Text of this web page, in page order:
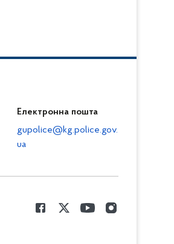
Електронна пошта
gupolice@kg.police.gov.
ua